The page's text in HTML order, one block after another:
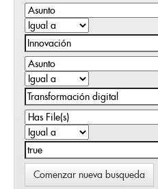
Comenzar nueva busqueda